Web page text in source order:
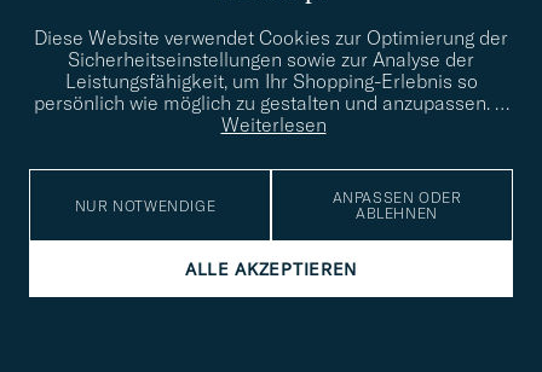
NEW BALANCE
740 Sneakers White/Navy
NEW BALANCE
T500 Sneakers Reflection
Diese Website verwendet Cookies zur Optimierung der
Sicherheitseinstellungen sowie zur Analyse der
Leistungsfähigkeit, um Ihr Shopping-Erlebnis so
persönlich wie möglich zu gestalten und anzupassen. …
Weiterlesen
NUR NOTWENDIGE
ANPASSEN ODER
ABLEHNEN
ALLE AKZEPTIEREN